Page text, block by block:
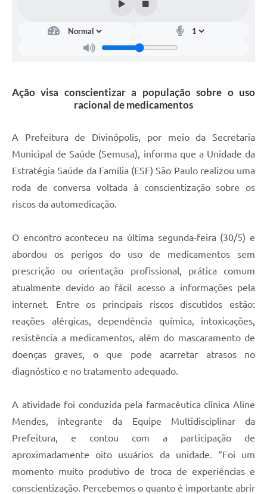
Ação visa conscientizar a população sobre o uso
racional de medicamentos
A Prefeitura de Divinópolis, por meio da Secretaria
Municipal de Saúde (Semusa), informa que a Unidade da
Estratégia Saúde da Família (ESF) São Paulo realizou uma
roda de conversa voltada à conscientização sobre os
riscos da automedicação.
O encontro aconteceu na última segunda-feira (30/5) e
abordou os perigos do uso de medicamentos sem
prescrição ou orientação profissional, prática comum
atualmente devido ao fácil acesso a informações pela
internet. Entre os principais riscos discutidos estão:
reações alérgicas, dependência química, intoxicações,
resistência a medicamentos, além do mascaramento de
doenças graves, o que pode acarretar atrasos no
diagnóstico e no tratamento adequado.
A atividade foi conduzida pela farmacêutica clínica Aline
Mendes, integrante da Equipe Multidisciplinar da
Prefeitura, e contou com a participação de
aproximadamente oito usuários da unidade. “Foi um
momento muito produtivo de troca de experiências e
conscientização. Percebemos o quanto é importante abrir